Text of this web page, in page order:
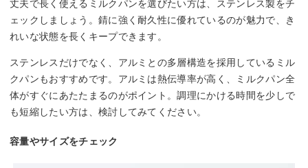
丈夫で長く使えるミルクパンを選びたい方は、ステンレス製をチ
ェックしましょう。錆に強く耐久性に優れているのが魅力で、き
れいな状態を長くキープできます。
ステンレスだけでなく、アルミとの多層構造を採用しているミル
クパンもおすすめです。アルミは熱伝導率が高く、ミルクパン全
体がすぐにあたたまるのがポイント。調理にかける時間を少しで
も短縮したい方は、検討してみてください。
容量やサイズをチェック